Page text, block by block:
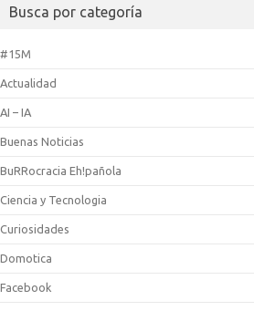
Busca por categoría
#15M
Actualidad
AI – IA
Buenas Noticias
BuRRocracia Eh!pañola
Ciencia y Tecnologia
Curiosidades
Domotica
Facebook